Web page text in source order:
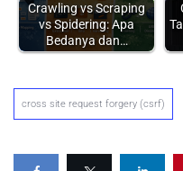
Crawling vs Scraping
vs Spidering: Apa
Bedanya dan…
cross site request forgery (csrf)